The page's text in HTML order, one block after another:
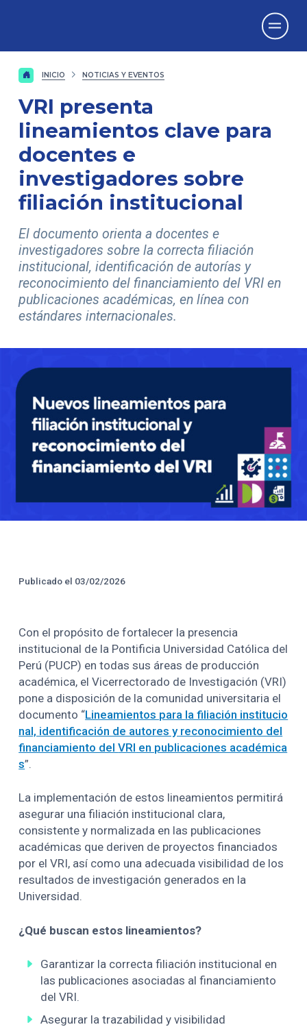
INICIO NOTICIAS Y EVENTOS
VRI presenta
lineamientos clave para
docentes e
investigadores sobre
filiación institucional
El documento orienta a docentes e
investigadores sobre la correcta filiación
institucional, identificación de autorías y
reconocimiento del financiamiento del VRI en
publicaciones académicas, en línea con
estándares internacionales.
Créditos y Fecha de
Publicado el 03/02/2026
Con el propósito de fortalecer la presencia
institucional de la Pontificia Universidad Católica del
Perú (PUCP) en todas sus áreas de producción
académica, el Vicerrectorado de Investigación (VRI)
pone a disposición de la comunidad universitaria el
documento “Lineamientos para la filiación institucio
nal, identificación de autores y reconocimiento del
financiamiento delVRI en publicaciones académica
s”.
La implementación de estos lineamientos permitirá
asegurar una filiación institucional clara,
consistente y normalizada en las publicaciones
académicas que deriven de proyectos financiados
por el VRI, así como una adecuada visibilidad de los
resultados de investigación generados en la
Universidad.
¿Qué buscan estos lineamientos?
Garantizar la correcta filiación institucional en
las publicaciones asociadas al financiamiento
del VRI.
Asegurar la trazabilidad y visibilidad